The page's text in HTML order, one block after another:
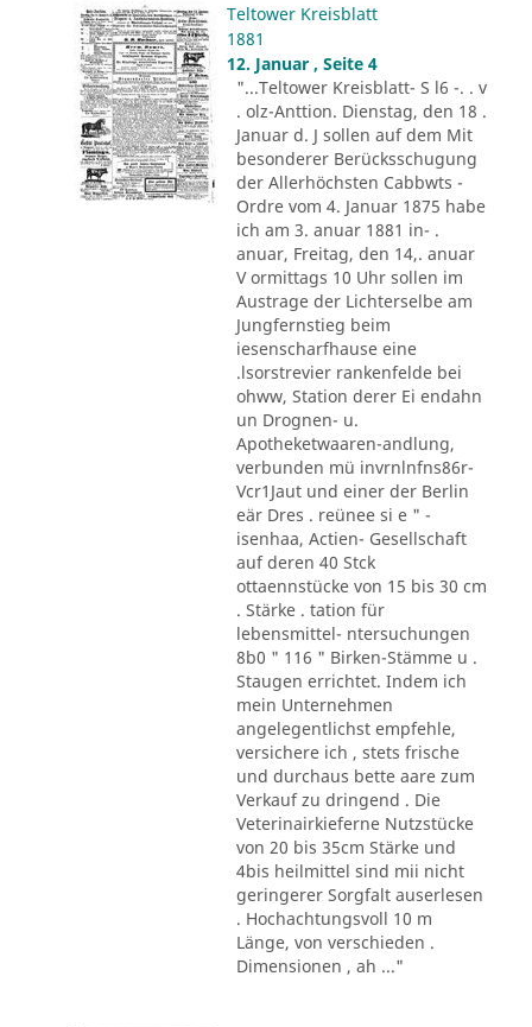
Teltower Kreisblatt
1881
12. Januar , Seite 4
"...Teltower Kreisblatt- S l6 -. . v
. olz-Anttion. Dienstag, den 18 .
Januar d. J sollen auf dem Mit
besonderer Berücksschugung
der Allerhöchsten Cabbwts -
Ordre vom 4. Januar 1875 habe
ich am 3. anuar 1881 in- .
anuar, Freitag, den 14,. anuar
V ormittags 10 Uhr sollen im
Austrage der Lichterselbe am
Jungfernstieg beim
iesenscharfhause eine
.lsorstrevier rankenfelde bei
ohww, Station derer Ei endahn
un Drognen- u.
Apotheketwaaren-andlung,
verbunden mü invrnlnfns86r-
Vcr1Jaut und einer der Berlin
eär Dres . reünee si e " -
isenhaa, Actien- Gesellschaft
auf deren 40 Stck
ottaennstücke von 15 bis 30 cm
. Stärke . tation für
lebensmittel- ntersuchungen
8b0 " 116 " Birken-Stämme u .
Staugen errichtet. Indem ich
mein Unternehmen
angelegentlichst empfehle,
versichere ich , stets frische
und durchaus bette aare zum
Verkauf zu dringend . Die
Veterinairkieferne Nutzstücke
von 20 bis 35cm Stärke und
4bis heilmittel sind mii nicht
geringerer Sorgfalt auserlesen
. Hochachtungsvoll 10 m
Länge, von verschieden .
Dimensionen , ah ..."